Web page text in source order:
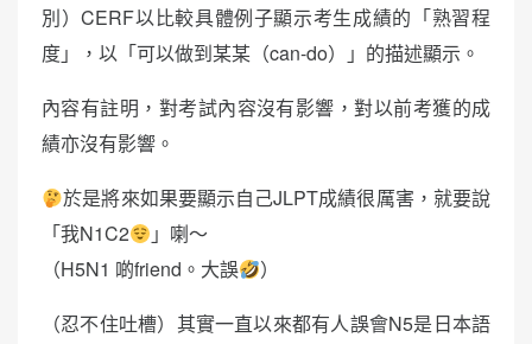
別）CERF以比較具體例子顯示考生成績的「熟習程
度」，以「可以做到某某（can-do）」的描述顯示。
內容有註明，對考試內容沒有影響，對以前考獲的成
績亦沒有影響。
於是將來如果要顯示自己JLPT成績很厲害，就要說
「我N1C2
」喇～
（H5N1 啲friend。大誤
）
（忍不住吐槽）其實一直以來都有人誤會N5是日本語